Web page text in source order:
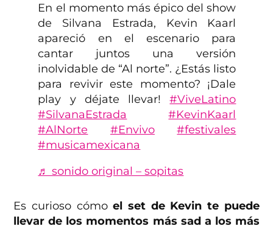
En el momento más épico del show
de Silvana Estrada, Kevin Kaarl
apareció en el escenario para
cantar juntos una versión
inolvidable de “Al norte”. ¿Estás listo
para revivir este momento? ¡Dale
play y déjate llevar!#ViveLatino
#SilvanaEstrada
#KevinKaarl
#AlNorte
#Envivo
#festivales
#musicamexicana
♬ sonido original – sopitas
Es curioso cómoel set de Kevin te puede
llevar de los momentos más sad a los más